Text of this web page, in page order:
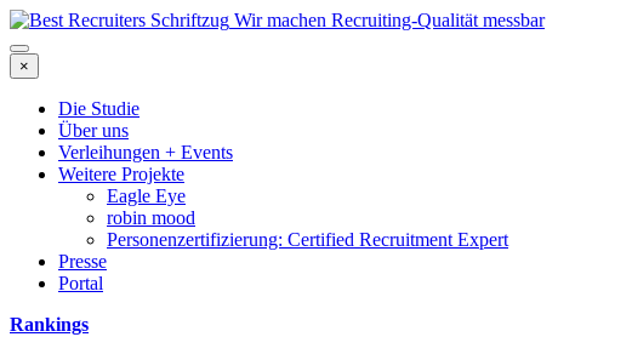
Wir machen Recruiting-Qualität messbar
×
Die Studie
Über uns
Verleihungen + Events
Weitere Projekte
Eagle Eye
robin mood
Personenzertifizierung: Certified Recruitment Expert
Presse
Portal
Rankings